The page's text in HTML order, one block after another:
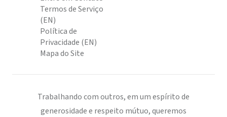
Termos de Serviço
(EN)
Política de
Privacidade (EN)
Mapa do Site
Trabalhando com outros, em um espírito de
generosidade e respeito mútuo, queremos